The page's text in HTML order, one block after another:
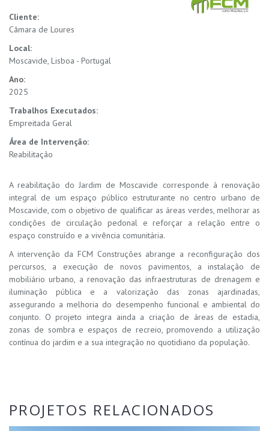
Cliente:
Câmara de Loures
Local:
Moscavide, Lisboa - Portugal
Ano:
2025
Trabalhos Executados:
Empreitada Geral
Área de Intervenção:
Reabilitação
A reabilitação do Jardim de Moscavide corresponde à renovação
integral de um espaço público estruturante no centro urbano de
Moscavide, com o objetivo de qualificar as áreas verdes, melhorar as
condições de circulação pedonal e reforçar a relação entre o
espaço construído e a vivência comunitária.
A intervenção da FCM Construções abrange a reconfiguração dos
percursos, a execução de novos pavimentos, a instalação de
mobiliário urbano, a renovação das infraestruturas de drenagem e
iluminação pública e a valorização das zonas ajardinadas,
assegurando a melhoria do desempenho funcional e ambiental do
conjunto. O projeto integra ainda a criação de áreas de estadia,
zonas de sombra e espaços de recreio, promovendo a utilização
contínua do jardim e a sua integração no quotidiano da população.
PROJETOS RELACIONADOS